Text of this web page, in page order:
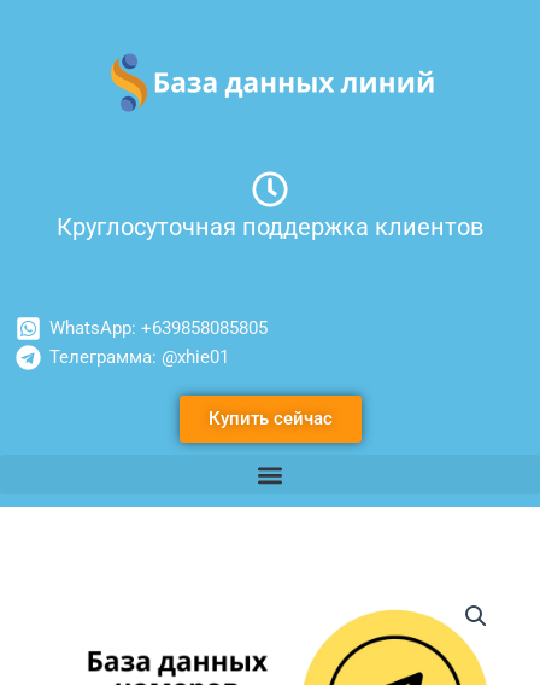
содержимому
Круглосуточная поддержка клиентов
WhatsApp: +639858085805
Телеграмма: @xhie01
Купить сейчас